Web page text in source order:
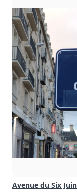
Avenue du Six Juin